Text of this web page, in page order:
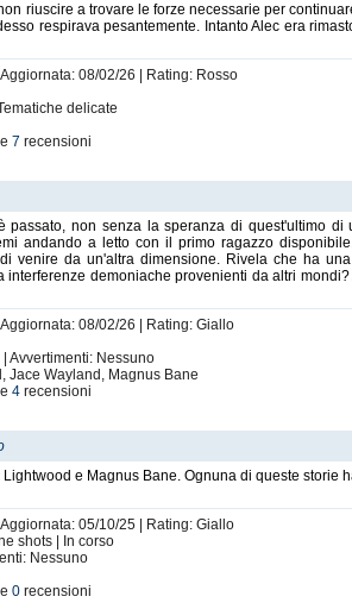
riuscire a trovare le forze necessarie per
respirava pesantemente. Intanto Alec era
08/02/26 | Rating: Rosso
delicate
7 recensioni
non senza la speranza di quest'ultimo
andando a letto con il primo ragazzo
venire da un'altra dimensione. Rivela che ha
demoniache provenienti da altri
08/02/26 | Rating: Giallo
Avvertimenti: Nessuno
Jace Wayland, Magnus Bane
4 recensioni
e Magnus Bane. Ognuna di queste storie
05/10/25 | Rating: Giallo
shots | In corso
Nessuno
0 recensioni